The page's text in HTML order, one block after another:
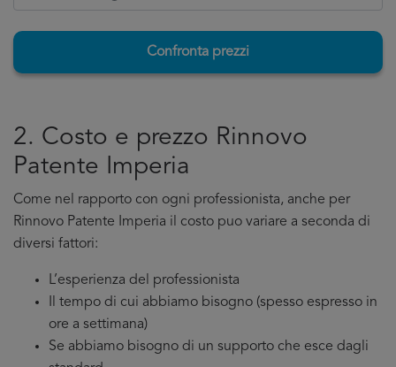
Confronta prezzi
2. Costo e prezzo Rinnovo
Patente Imperia
Come nel rapporto con ogni professionista, anche per
Rinnovo Patente Imperia il costo puo variare a seconda di
diversi fattori:
L’esperienza del professionista
Il tempo di cui abbiamo bisogno (spesso espresso in
ore a settimana)
Se abbiamo bisogno di un supporto che esce dagli